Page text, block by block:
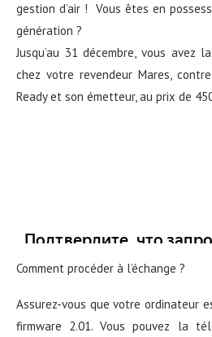
gestion d’air ! Vous êtes en
génération ?
Jusqu’au 31 décembre, vous avez
chez votre revendeur Mares,
Ready et son émetteur, au prix de
Comment procéder à l’échange ?
Assurez-vous que votre ordinateur
firmware 2.01. Vous pouvez la